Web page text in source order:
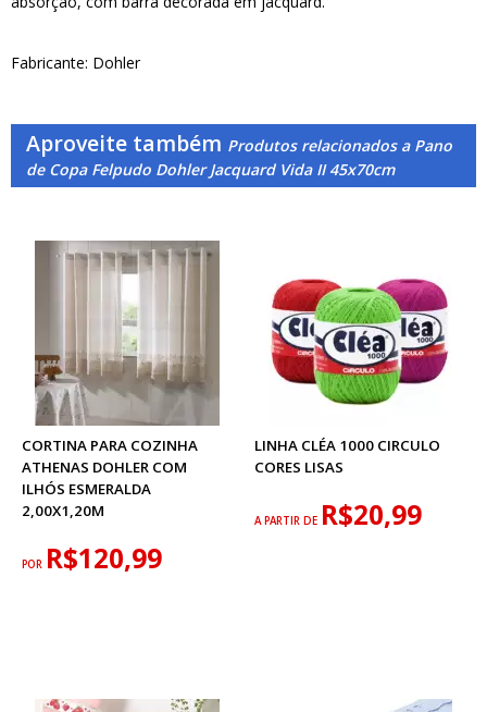
Fabricante: Dohler
Aproveite também Produtos relacionados a Pano
de Copa Felpudo Dohler Jacquard Vida II 45x70cm
CORTINA PARA COZINHA
ATHENAS DOHLER COM
ILHÓS ESMERALDA
2,00X1,20M
POR R$120,99
LINHA CLÉA 1000 CIRCULO
CORES LISAS
A PARTIR DE R$20,99